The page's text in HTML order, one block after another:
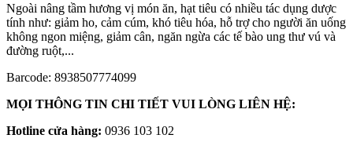
Ngoài nâng tầm hương vị món ăn, hạt tiêu có nhiều tác dụng dược
tính như: giảm ho, cảm cúm, khó tiêu hóa, hỗ trợ cho người ăn uống
không ngon miệng, giảm cân, ngăn ngừa các tế bào ung thư vú và
đường ruột,...
Barcode: 8938507774099
MỌI THÔNG TIN CHI TIẾT VUI LÒNG LIÊN HỆ:
Hotline cửa hàng: 0936 103 102